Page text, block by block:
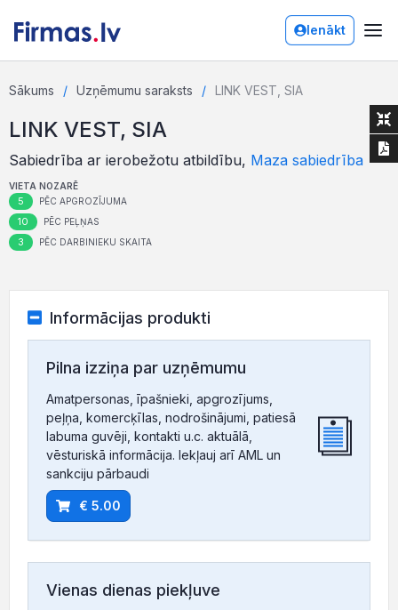
Ienākt
Sākums Uzņēmumu saraksts LINK VEST, SIA
LINK VEST, SIA
Sabiedrība ar ierobežotu atbildību, Maza sabiedrība
VIETA NOZARĒ
5 PĒC APGROZĪJUMA
10 PĒC PEĻŅAS
3 PĒC DARBINIEKU SKAITA
Informācijas produkti
Pilna izziņa par uzņēmumu
Amatpersonas, īpašnieki, apgrozījums,
peļņa, komercķīlas, nodrošinājumi, patiesā
labuma guvēji, kontakti u.c. aktuālā,
vēsturiskā informācija. Iekļauj arī AML un
sankciju pārbaudi
€ 5.00
Vienas dienas piekļuve